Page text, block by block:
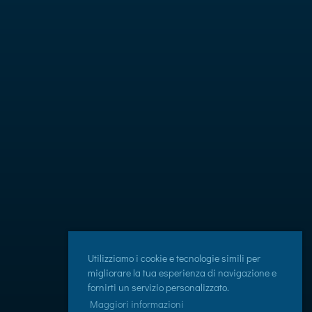
Utilizziamo i cookie e tecnologie simili per
migliorare la tua esperienza di navigazione e
fornirti un servizio personalizzato.
Maggiori informazioni